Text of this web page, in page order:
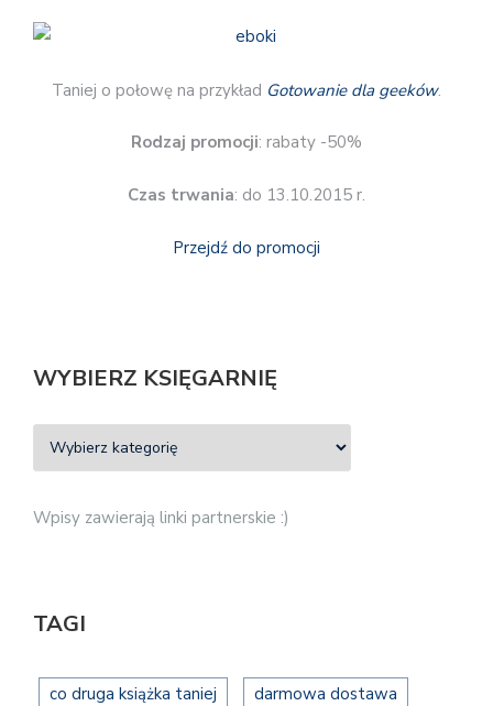
Taniej o połowę na przykład Gotowanie dla geeków.
Rodzaj promocji: rabaty -50%
Czas trwania: do 13.10.2015 r.
Przejdź do promocji
WYBIERZ KSIĘGARNIĘ
Wpisy zawierają linki partnerskie :)
TAGI
co druga książka taniej darmowa dostawa